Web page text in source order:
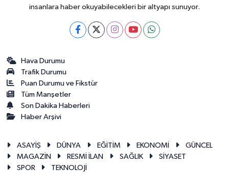
insanlara haber okuyabilecekleri bir altyapı sunuyor.
Hava Durumu
Trafik Durumu
Puan Durumu ve Fikstür
Tüm Manşetler
Son Dakika Haberleri
Haber Arşivi
ASAYİŞ DÜNYA EĞİTİM EKONOMİ
GÜNCEL
MAGAZİN
RESMİ İLAN SAĞLIK
SİYASET
SPOR
TEKNOLOJİ